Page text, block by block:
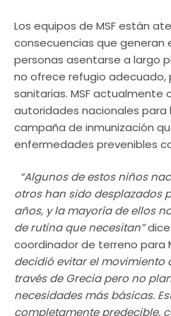
Los equipos de MSF están
consecuencias que generan
personas asentarse a largo
no ofrece refugio adecuado,
sanitarias. MSF actualmente
autoridades nacionales para
campaña de inmunización
enfermedades prevenibles
“Algunos de estos niños
otros han sido desplazados
años, y la mayoría de ellos
de rutina que necesitan”
coordinador de terreno para
decidió evitar el movimiento
través de Grecia pero no
necesidades más básicas.
completamente predecible,